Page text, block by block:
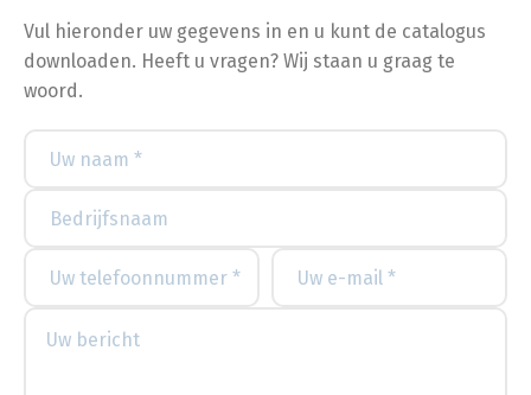
Vul hieronder uw gegevens in en u kunt de catalogus
downloaden. Heeft u vragen? Wij staan u graag te
woord.